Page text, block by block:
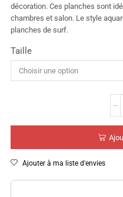
décoration. Ces planches sont
chambres et salon. Le style
planches de surf.
Taille
Ajouter à ma liste d'envies